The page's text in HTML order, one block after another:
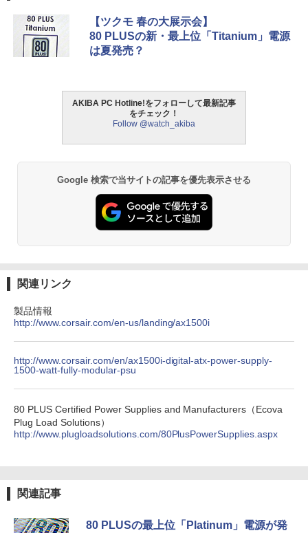
【ツクモ 春の大展示会】
80 PLUSの新・最上位「Titanium」電源
は夏発売？
AKIBA PC Hotline!をフォローして最新記事
をチェック！
Follow @watch_akiba
Google 検索で当サイトの記事を優先表示させる
関連リンク
製品情報
http://www.corsair.com/en-us/landing/ax1500i
http://www.corsair.com/en/ax1500i-digital-atx-power-supply-
1500-watt-fully-modular-psu
80 PLUS Certified Power Supplies and Manufacturers（Ecova
Plug Load Solutions）
http://www.plugloadsolutions.com/80PlusPowerSupplies.aspx
関連記事
80 PLUSの最上位「Platinum」電源が発